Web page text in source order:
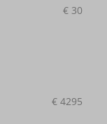
€ 30
€ 4295